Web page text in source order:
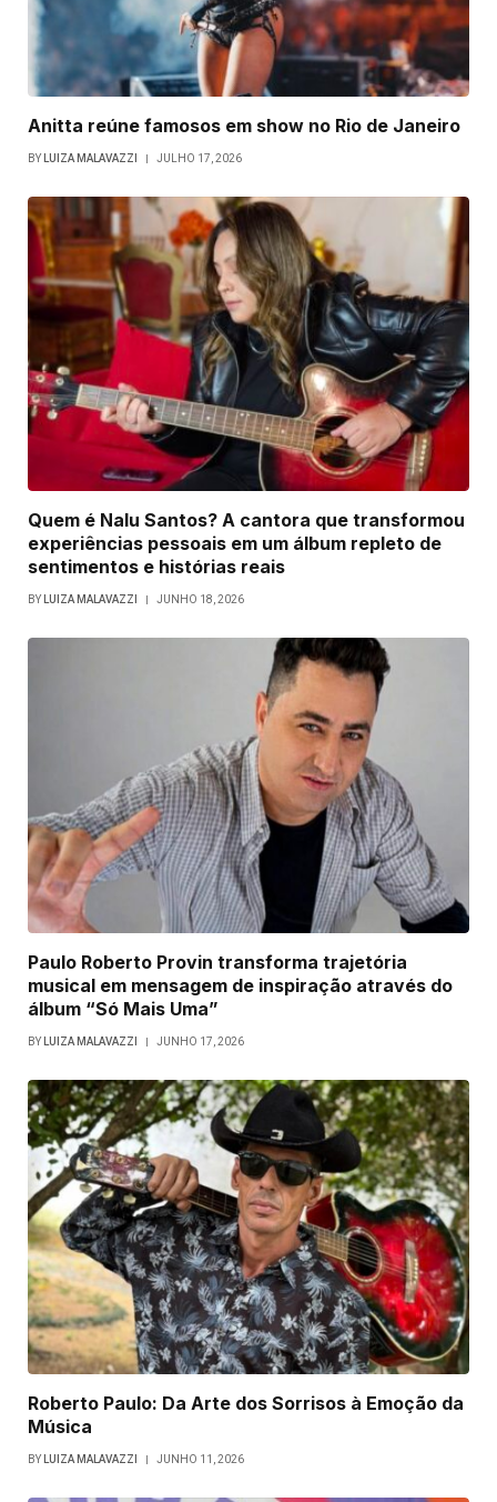
Anitta reúne famosos em show no Rio de Janeiro
BY LUIZA MALAVAZZI JULHO 17, 2026
Quem é Nalu Santos? A cantora que transformou
experiências pessoais em um álbum repleto de
sentimentos e histórias reais
BY LUIZA MALAVAZZI JUNHO 18, 2026
Paulo Roberto Provin transforma trajetória
musical em mensagem de inspiração através do
álbum “Só Mais Uma”
BY LUIZA MALAVAZZI JUNHO 17, 2026
Roberto Paulo: Da Arte dos Sorrisos à Emoção da
Música
BY LUIZA MALAVAZZI JUNHO 11, 2026